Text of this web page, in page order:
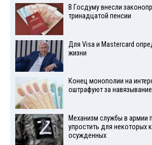
В Госдуму внесли
тринадцатой пенсии
Для Visа и Mastercard
жизни
Конец монополии на
оштрафуют за
Механизм службы в армии
упростить для некоторых
осужденных